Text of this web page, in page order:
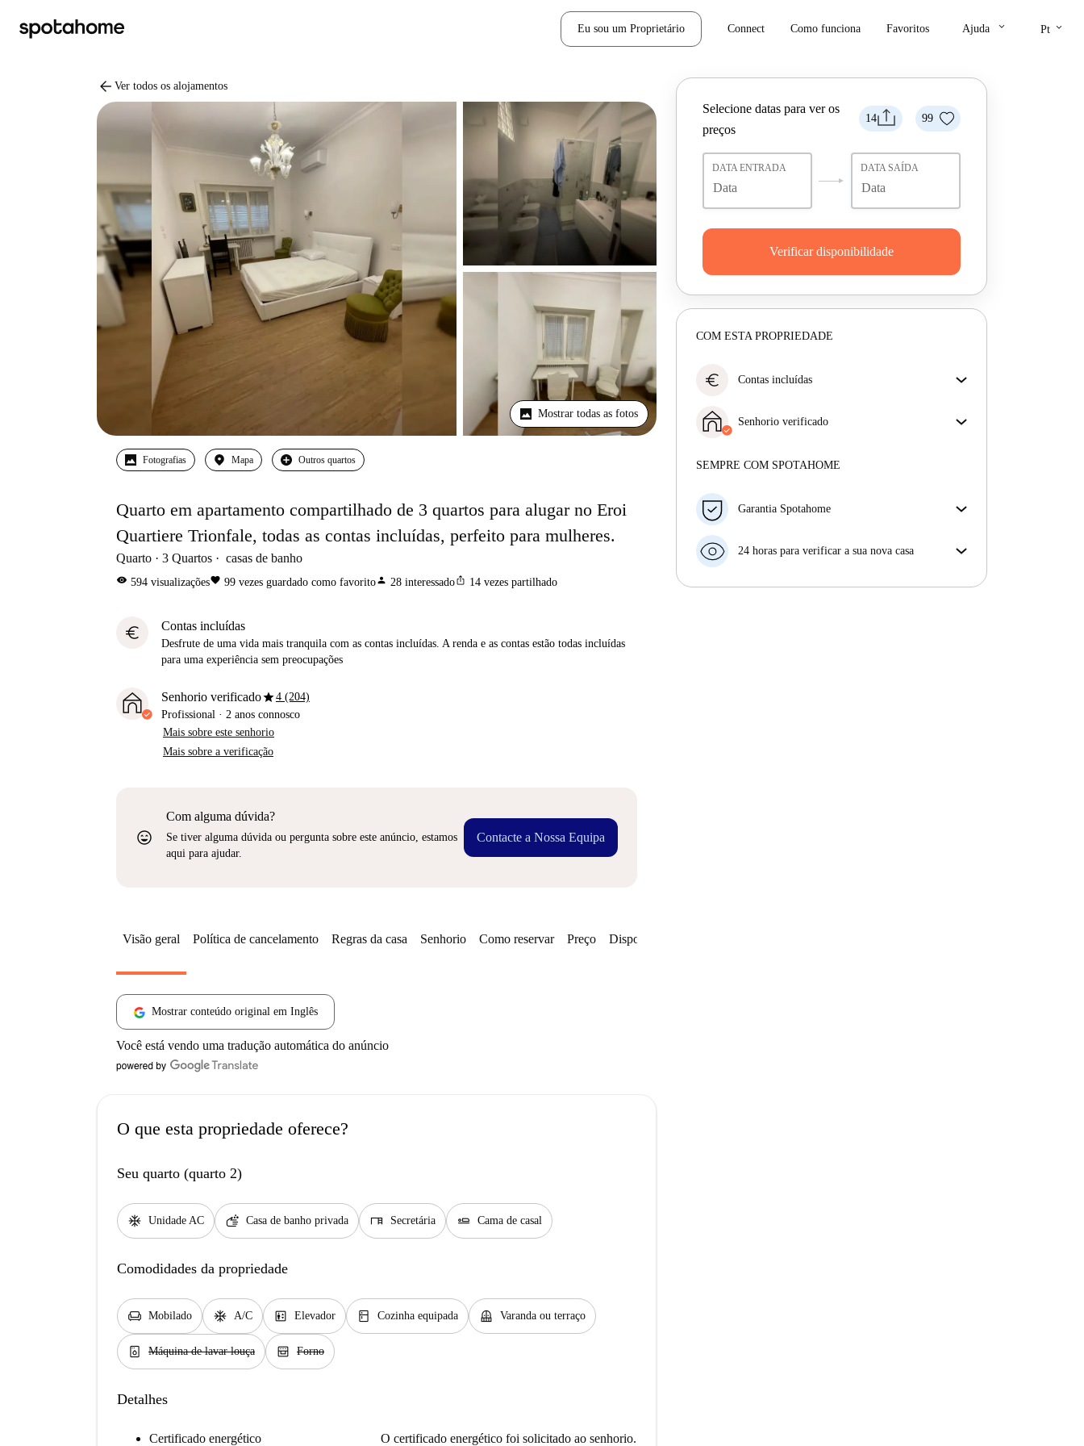
Eu sou um Proprietário Connect Como funciona Favoritos Ajuda keyboard_arrow_down Pt keyboard_arrow_down
arrow_back Ver todos os alojamentos
Mostrar todas as fotos
Fotografias Mapa Outros quartos
Quarto em apartamento compartilhado de 3 quartos para alugar no Eroi
Quartiere Trionfale, todas as contas incluídas, perfeito para mulheres.
Quarto 3 Quartos casas de banho
visibility 594 visualizaçõesfavorite 99 vezes guardado como favoritoperson 28 interessadoios_share 14 vezes partilhado
euro Contas incluídas
Desfrute de uma vida mais tranquila com as contas incluídas. A renda e as contas estão todas incluídas
para uma experiência sem preocupações
Senhorio verificadostar4 (204)
Profissional · 2 anos connosco
Mais sobre este senhorio
Mais sobre a verificação
sentiment_very_satisfied
Com alguma dúvida?
Se tiver alguma dúvida ou pergunta sobre este anúncio, estamos
aqui para ajudar.
Contacte a Nossa Equipa
14 99
Selecione datas para ver os
preços
DATA ENTRADA DATA SAÍDA
Verificar disponibilidade
COM ESTA PROPRIEDADE
euro Contas incluídas
incluídas. A renda e as contas estão todas incluídas
para uma experiência sem preocupações
Senhorio verificado
Mais sobre este senhorio
SEMPRE COM SPOTAHOME
Garantia Spotahome
antecedência, nós iremos A) pagar um hotel e ajudá-
seu dinheiro na totalidade.
24 horas para verificar a sua nova casa
Visão geral Política de cancelamento Regras da casa Senhorio Como reservar Preço Disponibilidades
Mostrar conteúdo original em Inglês
Você está vendo uma tradução automática do anúncio
O que esta propriedade oferece?
Seu quarto (quarto 2)
ac_unit Unidade AC soap Casa de banho privada desk Secretária airline_seat_flat Cama de casal
Comodidades da propriedade
chair Mobilado ac_unit A/C elevator Elevador kitchen Cozinha equipada balcony Varanda ou terraço
dishwasher_gen Máquina de lavar louça oven_gen Forno
Detalhes
Certificado energético O certificado energético foi solicitado ao senhorio.